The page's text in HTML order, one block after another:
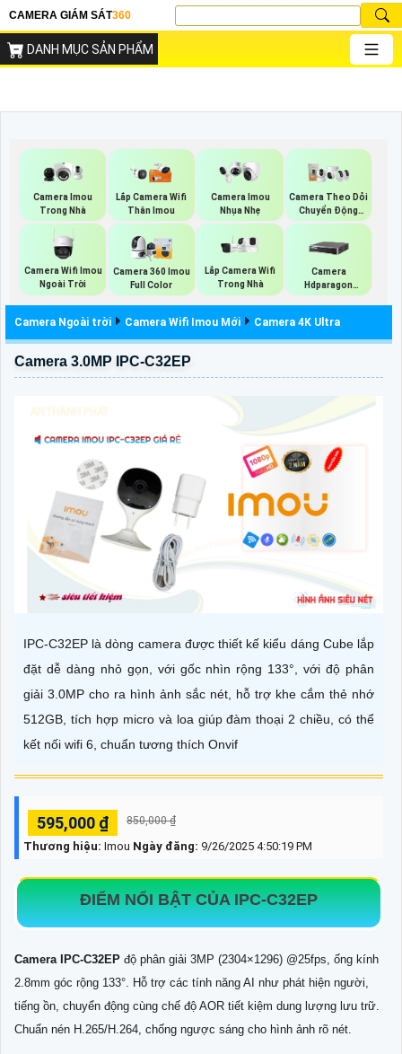
CAMERA GIÁM SÁT360
DANH MỤC SẢN PHẨM
Camera Imou
Trong Nhà
Lắp Camera Wifi
Thân Imou
Camera Imou
Nhụa Nhẹ
Camera Theo Dỏi
Chuyển Động
Imou
Camera Wifi Imou
Ngoài Trời
Camera 360 Imou
Full Color
Lắp Camera Wifi
Trong Nhà
Camera
Hdparagon
Starlight
Camera Ngoài trời Camera Wifi Imou Mới Camera 4K Ultra
Camera 3.0MP IPC-C32EP
IPC-C32EP là dòng camera được thiết kế kiểu dáng Cube lắp
đặt dễ dàng nhỏ gọn, với gốc nhìn rộng 133°, với độ phân
giải 3.0MP cho ra hình ảnh sắc nét, hỗ trợ khe cắm thẻ nhớ
512GB, tích hợp micro và loa giúp đàm thoại 2 chiều, có thể
kết nối wifi 6, chuẩn tương thích Onvif
595,000 ₫ 850,000 ₫
Thương hiệu: Imou Ngày đăng: 9/26/2025 4:50:19 PM
ĐIỂM NỔI BẬT CỦA IPC-C32EP
Camera IPC-C32EP độ phân giải 3MP (2304×1296) @25fps, ống kính
2.8mm góc rộng 133°. Hỗ trợ các tính năng AI như phát hiện người,
tiếng ồn, chuyển động cùng chế độ AOR tiết kiệm dung lượng lưu trữ.
Chuẩn nén H.265/H.264, chống ngược sáng cho hình ảnh rõ nét.